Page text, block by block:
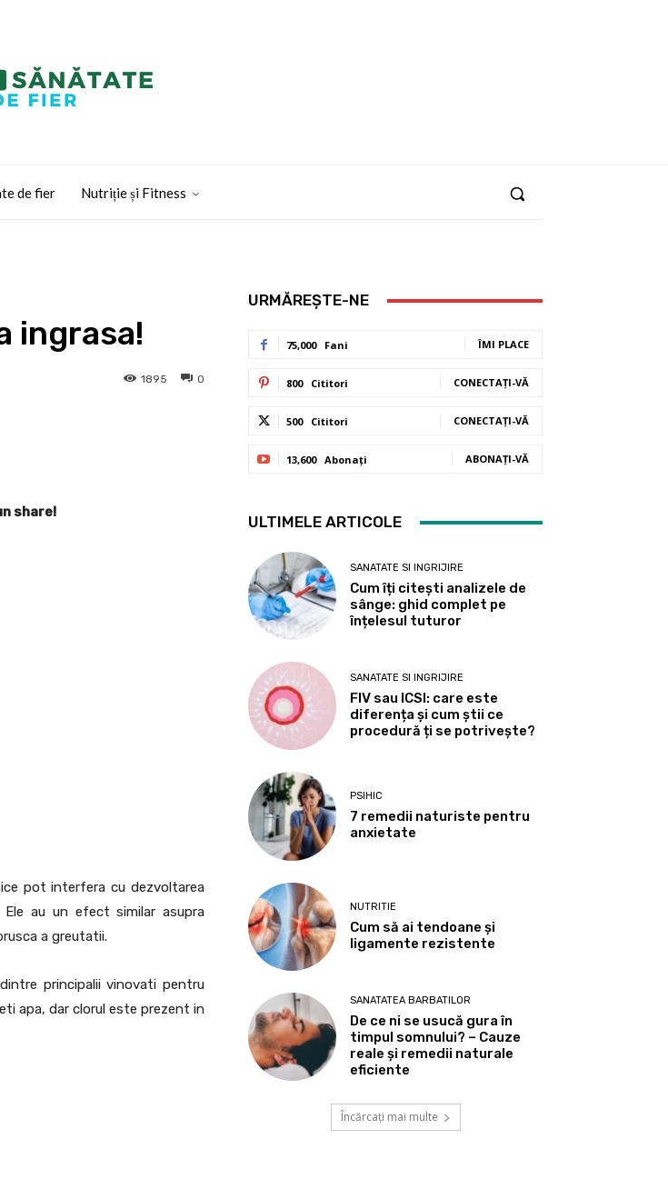
de fier Nutriție și Fitness
ingrasa!
0
1895
share!
pot interfera cu dezvoltarea
au un efect similar asupra
a greutatii.
principalii vinovati pentru
apa, dar clorul este prezent in
URMĂREȘTE-NE
75,000 Fani ÎMI PLACE
800 Cititori CONECTAȚI-VĂ
500 Cititori CONECTAȚI-VĂ
13,600 Abonați ABONAȚI-VĂ
ULTIMELE ARTICOLE
SANATATE SI INGRIJIRE
Cum îți citești analizele de
sânge: ghid complet pe
înțelesul tuturor
SANATATE SI INGRIJIRE
FIV sau ICSI: care este
diferența și cum știi ce
procedură ți se potrivește?
PSIHIC
7 remedii naturiste pentru
anxietate
NUTRITIE
Cum să ai tendoane şi
ligamente rezistente
SANATATEA BARBATILOR
De ce ni se usucă gura în
timpul somnului? – Cauze
reale și remedii naturale
eficiente
Încărcați mai multe